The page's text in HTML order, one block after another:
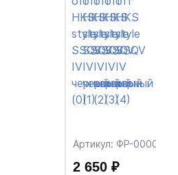
Артикул: ФР-
2 650 ₽